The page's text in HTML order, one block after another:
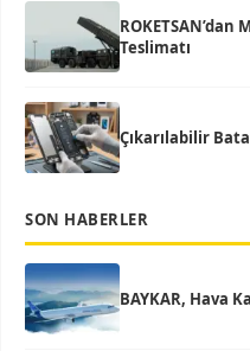
ROKETSAN’dan
Teslimatı
Çıkarılabilir
SON HABERLER
BAYKAR, Hava